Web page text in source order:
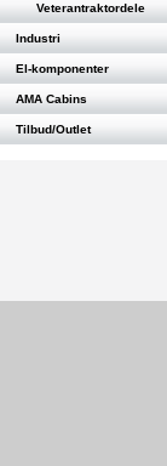
Veterantraktordele
Industri
El-komponenter
AMA Cabins
Tilbud/Outlet